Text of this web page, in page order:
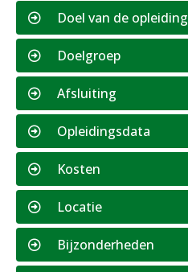
Doel van de opleiding
Doelgroep
Afsluiting
Opleidingsdata
Kosten
Locatie
Bijzonderheden